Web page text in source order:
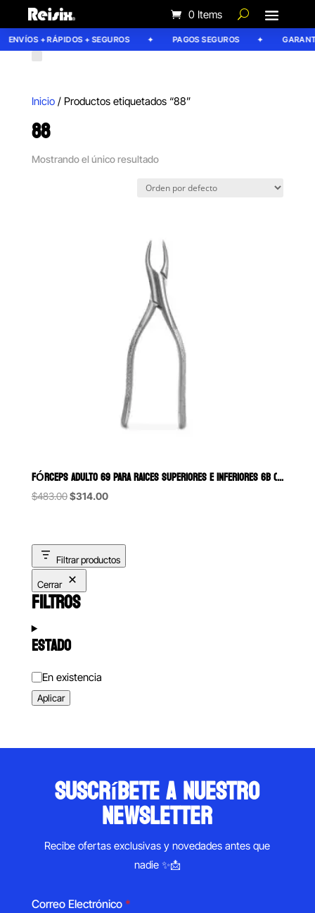
0 Items
ENVÍOS + RÁPIDOS + SEGUROS PAGOS SEGUROS
Inicio/ Productos etiquetados “88”
88
Mostrando el único resultado
FÓRCEPS ADULTO 69 PARA RAICES SUPERIORES E INFERIORES 6B (088)
$483.00Original
$483.00.
$314.00Current
$314.00.
Filtrar productos
Cerrar
FILTROS
ESTADO
Estado
En existencia
Aplicar
suscríbete a nuestro
newsletter
Recibe ofertas exclusivas y novedades antes que
nadie ✨📩
Correo Electrónico *